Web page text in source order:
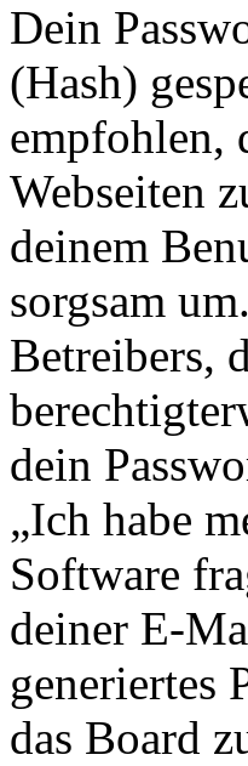
Dein
(Hash)
empfohlen,
Webseiten
deinem
sorgsam
Betreibers,
dein
„Ich habe
Software
deiner E-
generiertes
das Board